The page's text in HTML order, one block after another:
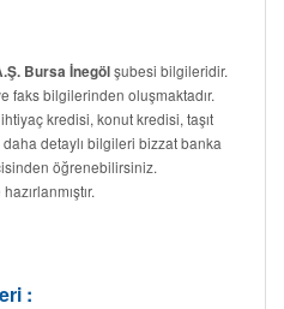
Bursa İnegölşubesi bilgileridir.
faks bilgilerinden oluşmaktadır.
kredisi, konut kredisi, taşıt
detaylı bilgileri bizzat banka
öğrenebilirsiniz.
: